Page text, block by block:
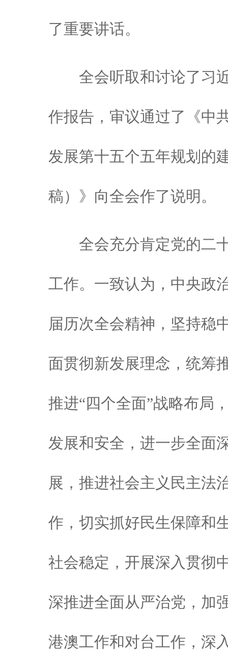
了重要讲话。
全会听取和讨论了习近
作报告，审议通过了《中
发展第十五个五年规划的
稿）》向全会作了说明。
全会充分肯定党的二十
工作。一致认为，中央政
届历次全会精神，坚持稳
面贯彻新发展理念，统筹
推进“四个全面”战略布局
发展和安全，进一步全面
展，推进社会主义民主法
作，切实抓好民生保障和
社会稳定，开展深入贯彻
深推进全面从严治党，加
港澳工作和对台工作，深